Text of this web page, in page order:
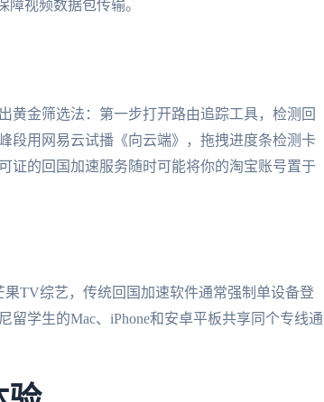
障视频数据包传输。
黄金筛选法：第一步打开路由追踪工具，检测回
段用网易云试播《向云端》，拖拽进度条检测卡
的回国加速服务随时可能将你的淘宝账号置于
果TV综艺，传统回国加速软件通常强制单设备登
留学生的Mac、iPhone和安卓平板共享同个专线通